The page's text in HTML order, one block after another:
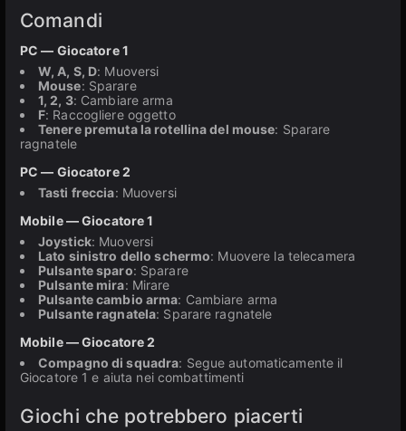
Comandi
PC — Giocatore 1
W, A, S, D: Muoversi
Mouse: Sparare
1, 2, 3: Cambiare arma
F: Raccogliere oggetto
Tenere premuta la rotellina del mouse: Sparare
ragnatele
PC — Giocatore 2
Tasti freccia: Muoversi
Mobile — Giocatore 1
Joystick: Muoversi
Lato sinistro dello schermo: Muovere la telecamera
Pulsante sparo: Sparare
Pulsante mira: Mirare
Pulsante cambio arma: Cambiare arma
Pulsante ragnatela: Sparare ragnatele
Mobile — Giocatore 2
Compagno di squadra: Segue automaticamente il
Giocatore 1 e aiuta nei combattimenti
Giochi che potrebbero piacerti